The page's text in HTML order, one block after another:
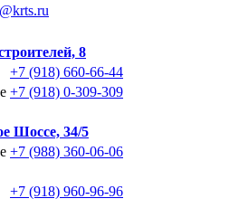
8
+7 (918) 660-66-44
+7 (918) 0-309-309
Шоссе, 34/5
+7 (988) 360-06-06
+7 (918) 960-96-96